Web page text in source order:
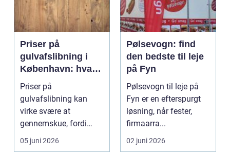
Priser på
gulvafslibning i
København: hvad
koster det
egentlig?
Priser på
gulvafslibning kan
virke svære at
gennemskue, fordi
mange faktorer spiller
ind...
05 juni 2026
Pølsevogn: find
den bedste til leje
på Fyn
Pølsevogn til leje på
Fyn er en efterspurgt
løsning, når fester,
firmaarra...
02 juni 2026